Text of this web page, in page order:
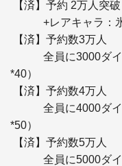
+レアキャラ：氷
全員に3000ダイア
*40）
全員に4000ダイア
*50）
全員に5000ダイア